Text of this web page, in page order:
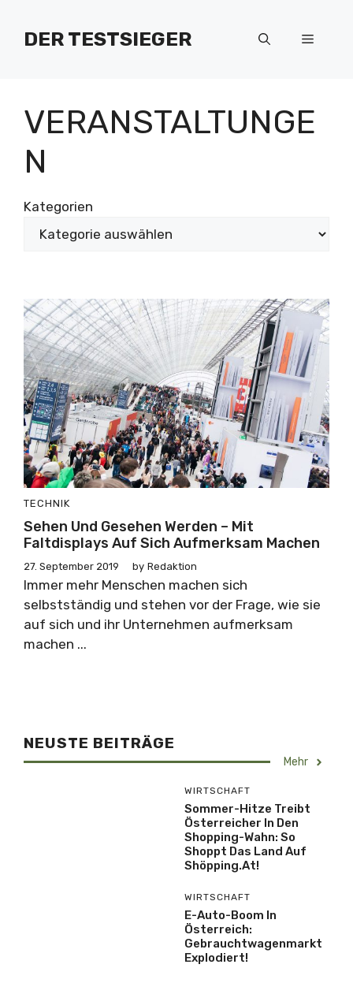
Inhalt
springenDER TESTSIEGER Menü
VERANSTALTUNGE
N
Kategorien
TECHNIK
Sehen Und Gesehen Werden – Mit
Faltdisplays Auf Sich Aufmerksam Machen
27. September 2019 by Redaktion
Immer mehr Menschen machen sich
selbstständig und stehen vor der Frage, wie sie
auf sich und ihr Unternehmen aufmerksam
machen ...
NEUSTE BEITRÄGE
Mehr
WIRTSCHAFT
Sommer-Hitze Treibt
Österreicher In Den
Shopping-Wahn: So
Shoppt Das Land Auf
Shöpping.at!
WIRTSCHAFT
E-Auto-Boom In
Österreich:
Gebrauchtwagenmarkt
Explodiert!